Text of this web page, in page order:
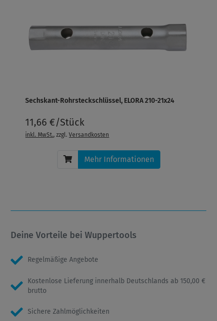
Sechskant-Rohrsteckschlüssel, ELORA 210-21x24
11,66 €/Stück
inkl. MwSt., zzgl.Versandkosten
Mehr Informationen
Deine Vorteile bei Wuppertools
Regelmäßige Angebote
Kostenlose Lieferung innerhalb Deutschlands ab 150,00 €
brutto
Sichere Zahlmöglichkeiten